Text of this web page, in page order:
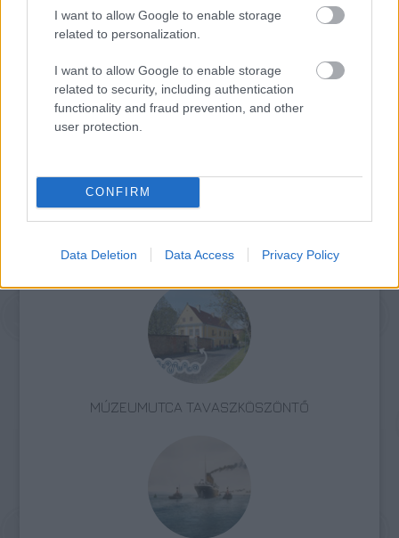
I want to allow Google to enable storage
related to personalization.
I want to allow Google to enable storage
related to security, including authentication
functionality and fraud prevention, and other
user protection.
CONFIRM
Data Deletion Data Access Privacy Policy
Amerika Történelem Kiállítás Titanic
LÉTEZIK GYÓGYÍTÓ MÚZEUM?!
MÚZEUMUTCA TAVASZKÖSZÖNTŐ